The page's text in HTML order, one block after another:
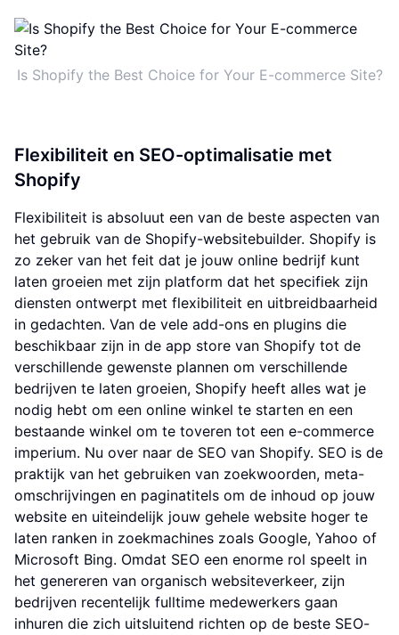
Is Shopify the Best Choice for Your E-commerce Site?
Flexibiliteit en SEO-optimalisatie met
Shopify
Flexibiliteit is absoluut een van de beste aspecten van
het gebruik van de Shopify-websitebuilder. Shopify is
zo zeker van het feit dat je jouw online bedrijf kunt
laten groeien met zijn platform dat het specifiek zijn
diensten ontwerpt met flexibiliteit en uitbreidbaarheid
in gedachten. Van de vele add-ons en plugins die
beschikbaar zijn in de app store van Shopify tot de
verschillende gewenste plannen om verschillende
bedrijven te laten groeien, Shopify heeft alles wat je
nodig hebt om een online winkel te starten en een
bestaande winkel om te toveren tot een e-commerce
imperium. Nu over naar de SEO van Shopify. SEO is de
praktijk van het gebruiken van zoekwoorden, meta-
omschrijvingen en paginatitels om de inhoud op jouw
website en uiteindelijk jouw gehele website hoger te
laten ranken in zoekmachines zoals Google, Yahoo of
Microsoft Bing. Omdat SEO een enorme rol speelt in
het genereren van organisch websiteverkeer, zijn
bedrijven recentelijk fulltime medewerkers gaan
inhuren die zich uitsluitend richten op de beste SEO-